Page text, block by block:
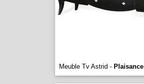
Meuble Tv Astrid - Plaisance